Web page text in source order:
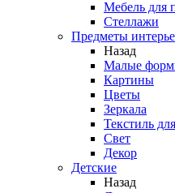
Мебель для
Стеллажи
Предметы
Назад
Малые
Картины
Цветы
Зеркала
Текстиль
Свет
Декор
Детские
Назад